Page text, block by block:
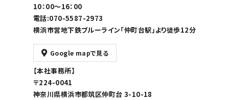
10：00～16：00
電話:070-5587-2973
横浜市営地下鉄ブルーライン「仲町台駅」より徒歩12分
Google mapで見る
【本社事務所】
〒224-0041
神奈川県横浜市都筑区仲町台 3-10-18